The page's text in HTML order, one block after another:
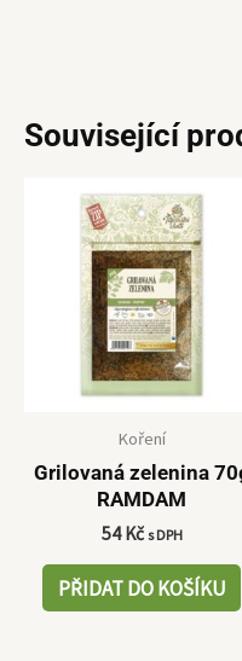
Související
Koření
Grilovaná zelenina
RAMDAM
54Kč s DPH
PŘIDAT DO KOŠÍKU